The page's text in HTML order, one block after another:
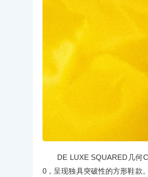
DE LUXE SQUARED几何
0，呈现独具突破性的方形鞋款